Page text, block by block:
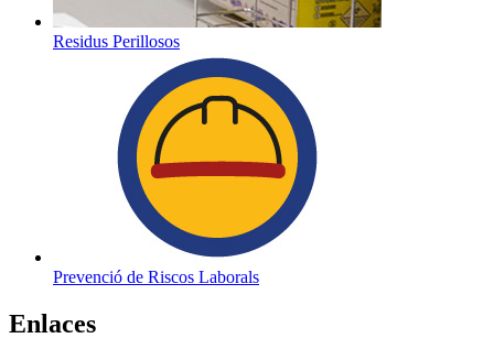
Residus Perillosos
Prevenció de Riscos Laborals
Enlaces